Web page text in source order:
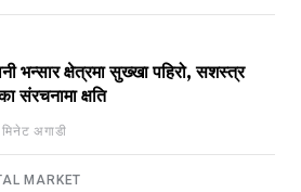
भन्सार क्षेत्रमा सुख्खा पहिरो, सशस्त्र
संरचनामा क्षति
अगाडी
MARKET